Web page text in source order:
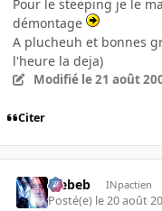
Pour le steeping je le
démontage
A plucheuh et bonnes
l'heure la deja)
Modifié le 21 août
Citer
Trebeb INpactien
Posté(e) le 20 août